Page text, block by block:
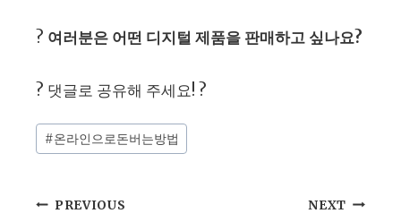
? 여러분은 어떤 디지털 제품을 판매하고 싶나요?
? 댓글로 공유해 주세요! ?
Post
Tags:
#온라인으로돈버는방법
글PREVIOUS NEXT